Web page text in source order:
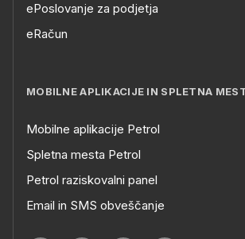
ePoslovanje za podjetja
eRačun
MOBILNE APLIKACIJE IN SPLETNA
Mobilne aplikacije Petrol
Spletna mesta Petrol
Petrol raziskovalni panel
Email in SMS obveščanje